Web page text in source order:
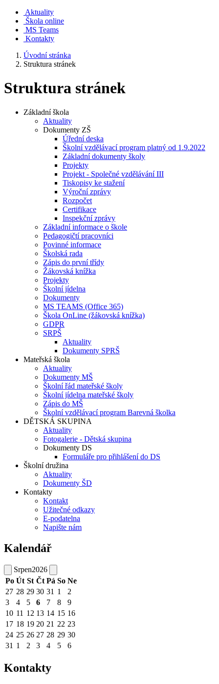
Aktuality
Škola online
MS Teams
Kontakty
Úvodní stránka
Struktura stránek
Struktura stránek
Základní škola
Aktuality
Dokumenty ZŠ
Úřední deska
Školní vzdělávací program platný od 1.9.2022
Základní dokumenty školy
Projekty
Projekt - Společné vzdělávání III
Tiskopisy ke stažení
Výroční zprávy
Rozpočet
Certifikace
Inspekční zprávy
Základní informace o škole
Pedagogičtí pracovníci
Povinné informace
Školská rada
Zápis do první třídy
Žákovská knížka
Projekty
Školní jídelna
Dokumenty
MS TEAMS (Office 365)
Škola OnLine (žákovská knížka)
GDPR
SRPŠ
Aktuality
Dokumenty SPRŠ
Mateřská škola
Aktuality
Dokumenty MŠ
Školní řád mateřské školy
Školní jídelna mateřské školy
Zápis do MŠ
Školní vzdělávací program Barevná školka
DĚTSKÁ SKUPINA
Aktuality
Fotogalerie - Dětská skupina
Dokumenty DS
Formuláře pro přihlášení do DS
Školní družina
Aktuality
Dokumenty ŠD
Kontakty
Kontakt
Užitečné odkazy
E-podatelna
Napište nám
Kalendář
Srpen2026
Po Út St Čt Pá So Ne
27 28 29 30 31 1
2
3
4 5 6 7 8
9
10 11 12 13 14 15 16
17 18 19 20 21 22 23
24 25 26 27 28 29 30
31 1 2 3 4 5 6
Kontakty